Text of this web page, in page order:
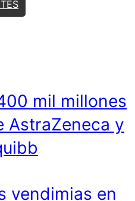
mil millones
AstraZeneca y
vendimias en